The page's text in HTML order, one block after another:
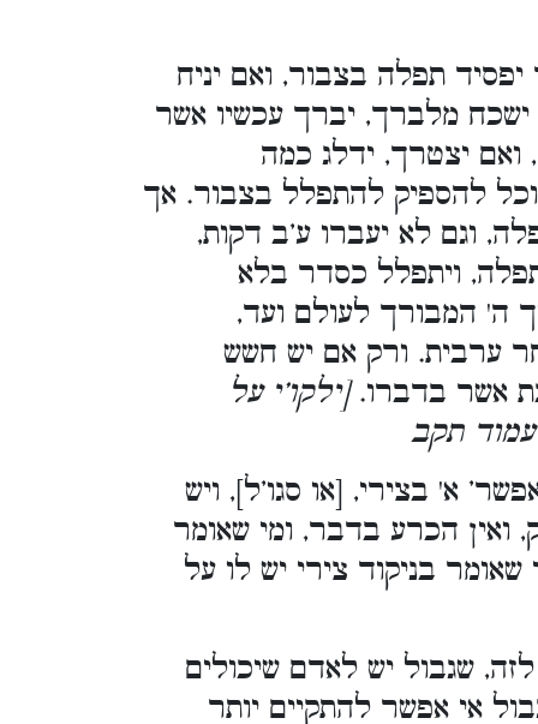
תפלה בצבור, ואם יניח
מלברך, יברך עכשיו אשר
יצטרך, ידלג כמה
להספיק להתפלל בצבור. אך
וגם לא יעברו ע’ב דקות,
ויתפלל כסדר בלא
ה' המבורך לעולם ועד,
ערבית. ורק אם יש חשש
אשר בדברו.[ילקו’י על
תקב
א' בצירי, [או סגו’ל], ויש
ואין הכרע בדבר, ומי שאומר
בניקוד צירי יש לו על
שגבול יש לאדם שיכולים
אי אפשר להתקיים יותר